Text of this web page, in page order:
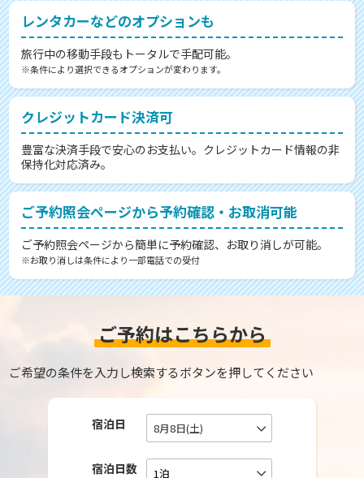
レンタカーなどのオプションも
旅行中の移動手段もトータルで手配可能。
※条件により選択できるオプションが変わります。
クレジットカード決済可
豊富な決済手段で安心のお支払い。クレジットカード情報の非
保持化対応済み。
ご予約照会ページから予約確認・お取消可能
ご予約照会ページから簡単に予約確認、お取り消しが可能。
※お取り消しは条件により一部電話での受付
ご予約はこちらから
ご希望の条件を入力し検索するボタンを押してください
宿泊日 8月8日(土)
宿泊日数